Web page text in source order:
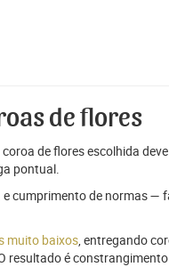
de flores
de flores escolhida
pontual.
cumprimento de normas
muito baixos, entregando
resultado é